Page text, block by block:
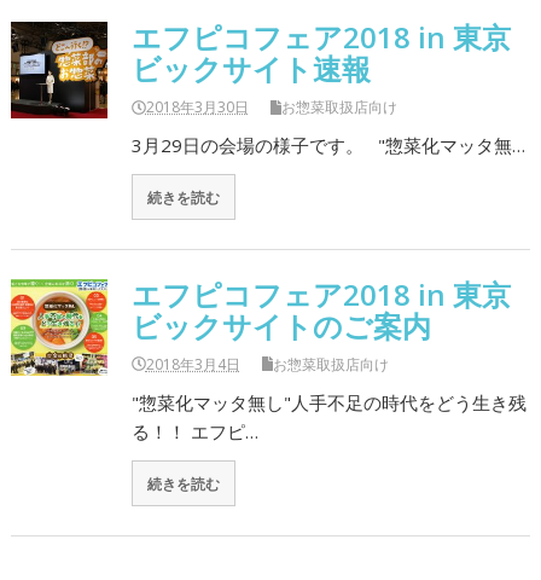
エフピコフェア2018 in 東京
ビックサイト速報
2018年3月30日 お惣菜取扱店向け
3月29日の会場の様子です。 "惣菜化マッタ無…
続きを読む
エフピコフェア2018 in 東京
ビックサイトのご案内
2018年3月4日 お惣菜取扱店向け
"惣菜化マッタ無し"人手不足の時代をどう生き残
る！！ エフピ…
続きを読む